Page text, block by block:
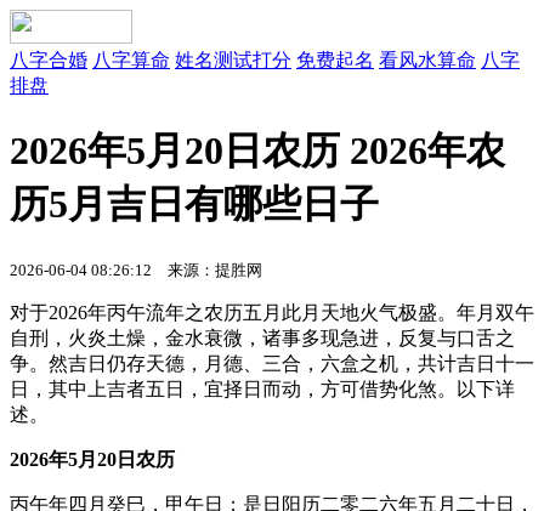
八字合婚 八字算命 姓名测试打分 免费起名 看风水算命 八字
排盘
2026年5月20日农历 2026年农
历5月吉日有哪些日子
2026-06-04 08:26:12 来源：提胜网
对于2026年丙午流年之农历五月此月天地火气极盛。年月双午
自刑，火炎土燥，金水衰微，诸事多现急进，反复与口舌之
争。然吉日仍存天德，月德、三合，六盒之机，共计吉日十一
日，其中上吉者五日，宜择日而动，方可借势化煞。以下详
述。
2026年5月20日农历
丙午年四月癸巳，甲午日；是日阳历二零二六年五月二十日，